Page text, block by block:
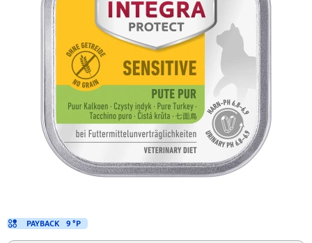
PAYBACK 9 °P